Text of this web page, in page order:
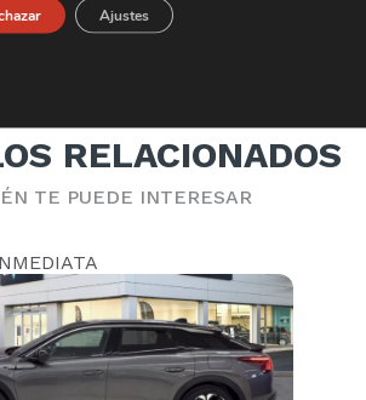
RELACIONADOS
TE PUEDE INTERESAR
23007km.
Ajustes